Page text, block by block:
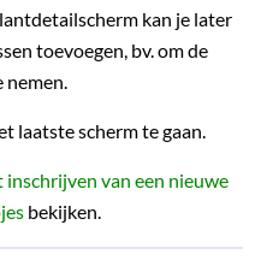
kan je later
toevoegen, bv. om de
nemen.
laatste scherm te gaan.
van een nieuwe
bekijken.